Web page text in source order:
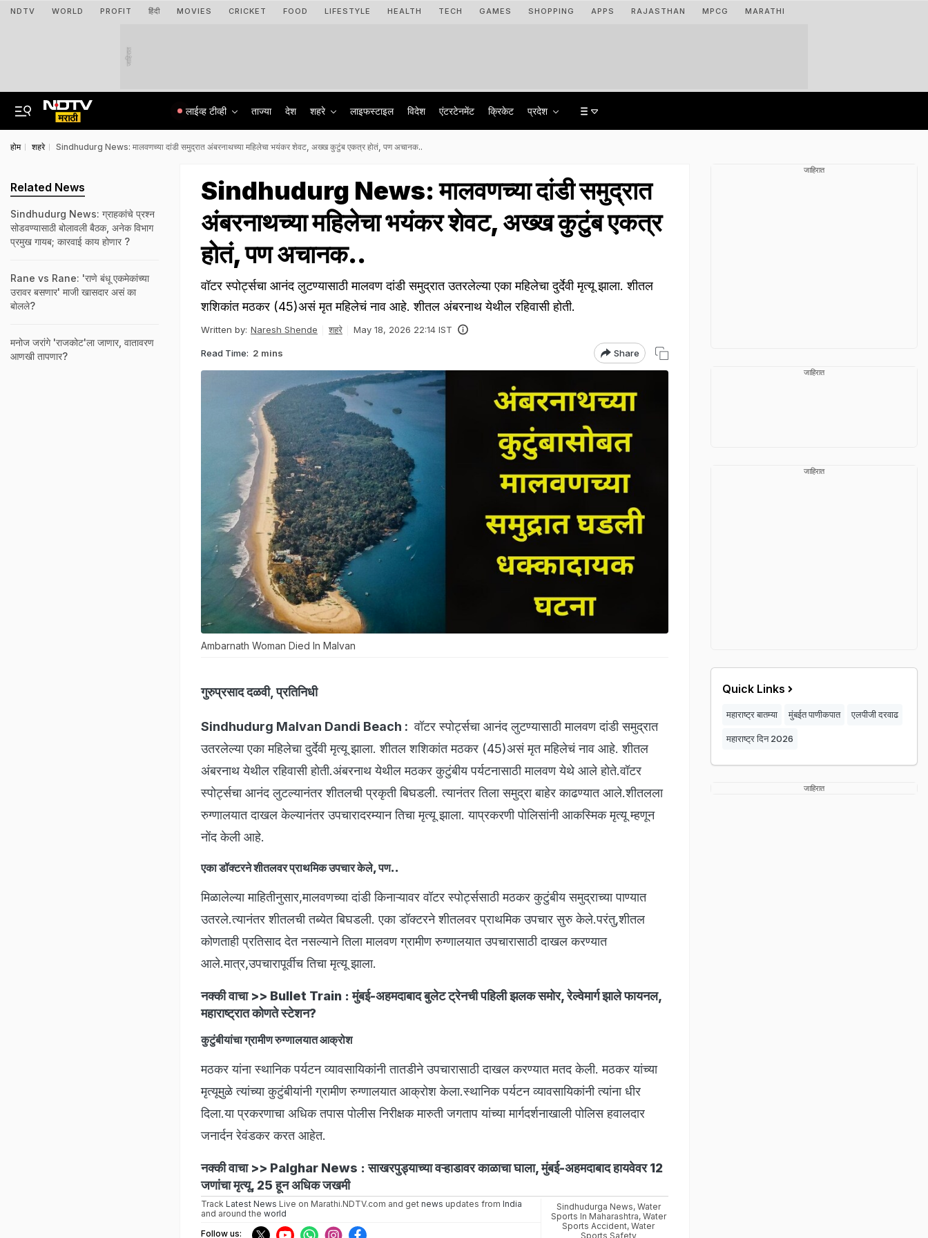
NDTV WORLD PROFIT हिंदी MOVIES CRICKET FOOD LIFESTYLE HEALTH TECH GAMES SHOPPING APPS RAJASTHAN MPCG MARATHI
जाहिरात
लाईव्ह टीव्ही ताज्या देश शहरे लाइफस्टाइल विदेश एंटरटेनमेंट क्रिकेट प्रदेश
होम शहरे Sindhudurg News: मालवणच्या दांडी समुद्रात अंबरनाथच्या महिलेचा भयंकर शेवट, अख्ख कुटुंब एकत्र होतं, पण अचानक..
Sindhudurg News: मालवणच्या दांडी समुद्रात
अंबरनाथच्या महिलेचा भयंकर शेवट, अख्ख कुटुंब एकत्र
होतं, पण अचानक..
वॉटर स्पोर्ट्सचा आनंद लुटण्यासाठी मालवण दांडी समुद्रात उतरलेल्या एका महिलेचा दुर्देवी मृत्यू झाला. शीतल
शशिकांत मठकर (45)असं मृत महिलेचं नाव आहे. शीतल अंबरनाथ येथील रहिवासी होती.
Written by: Naresh Shende शहरे May 18, 2026 22:14 IST
Read Time: 2 mins Share
Ambarnath Woman Died In Malvan
गुरुप्रसाद दळवी, प्रतिनिधी
Sindhudurg Malvan Dandi Beach : वॉटर स्पोर्ट्सचा आनंद लुटण्यासाठी मालवण दांडी समुद्रात
उतरलेल्या एका महिलेचा दुर्देवी मृत्यू झाला. शीतल शशिकांत मठकर (45)असं मृत महिलेचं नाव आहे. शीतल
अंबरनाथ येथील रहिवासी होती.अंबरनाथ येथील मठकर कुटुंबीय पर्यटनासाठी मालवण येथे आले होते.वॉटर
स्पोर्ट्सचा आनंद लुटल्यानंतर शीतलची प्रकृती बिघडली. त्यानंतर तिला समुद्रा बाहेर काढण्यात आले.शीतलला
रुग्णालयात दाखल केल्यानंतर उपचारादरम्यान तिचा मृत्यू झाला. याप्रकरणी पोलिसांनी आकस्मिक मृत्यू म्हणून
नोंद केली आहे.
एका डॉक्टरने शीतलवर प्राथमिक उपचार केले, पण..
मिळालेल्या माहितीनुसार,मालवणच्या दांडी किनाऱ्यावर वॉटर स्पोर्ट्ससाठी मठकर कुटुंबीय समुद्राच्या पाण्यात
उतरले.त्यानंतर शीतलची तब्येत बिघडली. एका डॉक्टरने शीतलवर प्राथमिक उपचार सुरु केले.परंतु,शीतल
कोणताही प्रतिसाद देत नसल्याने तिला मालवण ग्रामीण रुग्णालयात उपचारासाठी दाखल करण्यात
आले.मात्र,उपचारापूर्वीच तिचा मृत्यू झाला.
नक्की वाचा >> Bullet Train : मुंबई-अहमदाबाद बुलेट ट्रेनची पहिली झलक समोर, रेल्वेमार्ग झाले फायनल,
महाराष्ट्रात कोणते स्टेशन?
कुटुंबीयांचा ग्रामीण रुग्णालयात आक्रोश
मठकर यांना स्थानिक पर्यटन व्यावसायिकांनी तातडीने उपचारासाठी दाखल करण्यात मतद केली. मठकर यांच्या
मृत्यूमुळे त्यांच्या कुटुंबीयांनी ग्रामीण रुग्णालयात आक्रोश केला.स्थानिक पर्यटन व्यावसायिकांनी त्यांना धीर
दिला.या प्रकरणाचा अधिक तपास पोलीस निरीक्षक मारुती जगताप यांच्या मार्गदर्शनाखाली पोलिस हवालदार
जनार्दन रेवंडकर करत आहेत.
नक्की वाचा >> Palghar News : साखरपुड्याच्या वऱ्हाडावर काळाचा घाला, मुंबई-अहमदाबाद हायवेवर 12
जणांचा मृत्यू, 25 हून अधिक जखमी
Track Latest News Live on Marathi.NDTV.com and get news updates from India
and around the world
Follow us:
Sindhudurga News, Water
Sports In Maharashtra, Water
Sports Accident,Water
Sports Safety
Related News
Sindhudurg News: ग्राहकांचे प्रश्न
सोडवण्यासाठी बोलावली बैठक, अनेक विभाग
प्रमुख गायब; कारवाई काय होणार ?
Rane vs Rane: 'राणे बंधू एकमेकांच्या
उरावर बसणार' माजी खासदार असं का
बोलले?
मनोज जरांगे 'राजकोट'ला जाणार, वातावरण
आणखी तापणार?
जाहिरात
जाहिरात
जाहिरात
Quick Links
महाराष्ट्र बातम्या मुंबईत पाणीकपात एलपीजी दरवाढ
महाराष्ट्र दिन 2026
जाहिरात